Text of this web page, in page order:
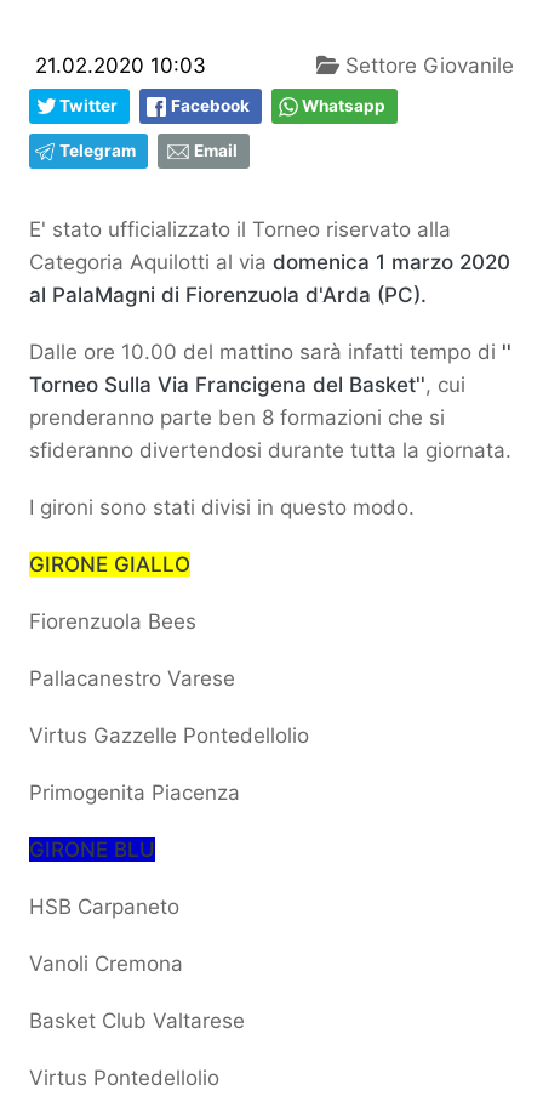
21.02.2020 10:03 Settore Giovanile
Twitter Facebook Whatsapp
Telegram Email
E' stato ufficializzato il Torneo riservato alla
Categoria Aquilotti al via domenica 1 marzo 2020
al PalaMagni di Fiorenzuola d'Arda (PC).
Dalle ore 10.00 del mattino sarà infatti tempo di ''
Torneo Sulla Via Francigena del Basket'', cui
prenderanno parte ben 8 formazioni che si
sfideranno divertendosi durante tutta la giornata.
I gironi sono stati divisi in questo modo.
GIRONE GIALLO
Fiorenzuola Bees
Pallacanestro Varese
Virtus Gazzelle Pontedellolio
Primogenita Piacenza
GIRONE BLU
HSB Carpaneto
Vanoli Cremona
Basket Club Valtarese
Virtus Pontedellolio